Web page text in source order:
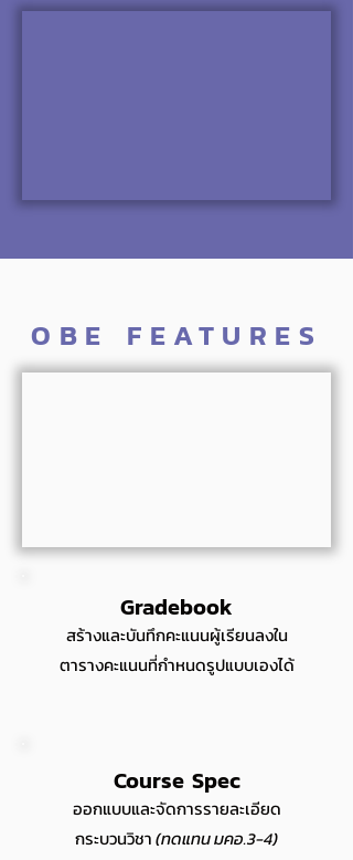
OBE FEATURES
Gradebook
สร้างและบันทึกคะแนนผู้เรียนลงใน
ตารางคะแนนที่กำหนดรูปแบบเองได้
Course Spec
ออกแบบและจัดการรายละเอียด
กระบวนวิชา(ทดแทน มคอ.3-4)